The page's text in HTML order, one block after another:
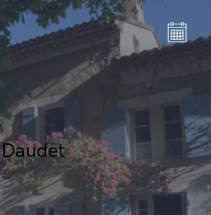
Daudet